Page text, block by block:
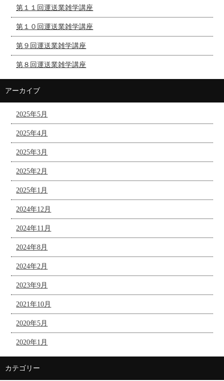
第１１回運送業雑学講座
第１０回運送業雑学講座
第９回運送業雑学講座
第８回運送業雑学講座
アーカイブ
2025年5月
2025年4月
2025年3月
2025年2月
2025年1月
2024年12月
2024年11月
2024年8月
2024年2月
2023年9月
2021年10月
2020年5月
2020年1月
カテゴリー